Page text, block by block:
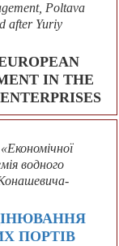
Poltava
after Yuriy
IN THE
водного
ПОРТІВ